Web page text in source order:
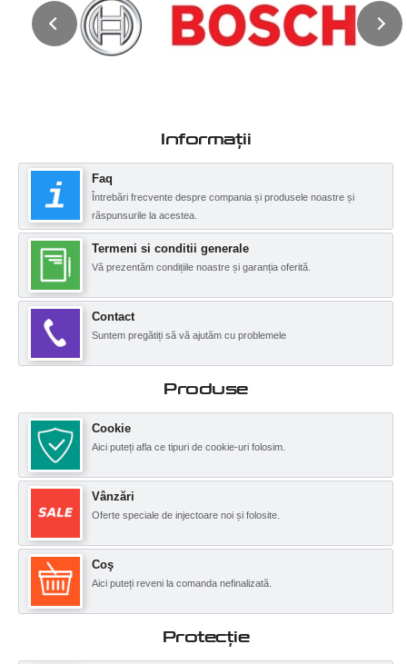
Informații
Faq
Întrebări frecvente despre compania și produsele noastre și
răspunsurile la acestea.
Termeni si conditii generale
Vă prezentăm condițiile noastre și garanția oferită.
Contact
Suntem pregătiți să vă ajutăm cu problemele
Produse
Cookie
Aici puteți afla ce tipuri de cookie-uri folosim.
Vânzări
Oferte speciale de injectoare noi și folosite.
Coş
Aici puteți reveni la comanda nefinalizată.
Protecţie